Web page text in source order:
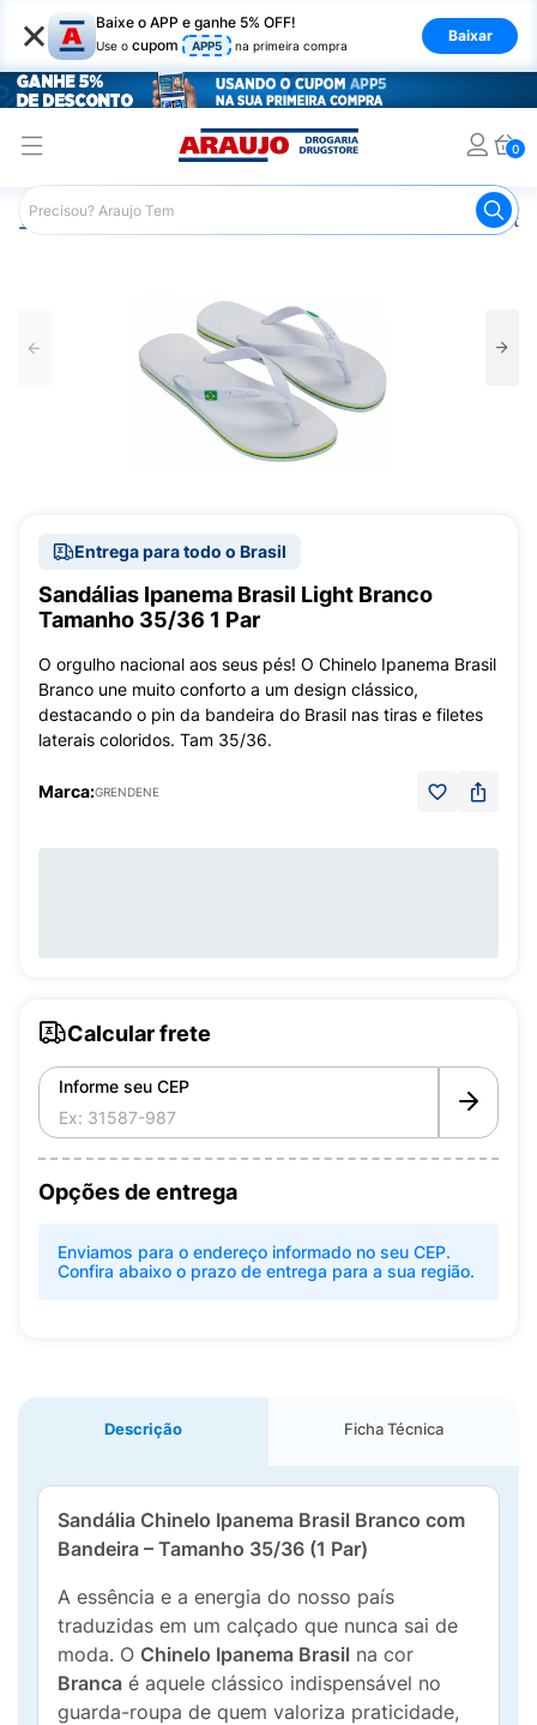
× Baixe o APP e ganhe 5% OFF!
Use o cupom APP5 na primeira compra
Baixar
0
Araujo Mercado Calçados e
Entrega para todo o Brasil
Sandálias Ipanema Brasil Light Branco
Tamanho 35/36 1 Par
O orgulho nacional aos seus pés! O Chinelo Ipanema Brasil
Branco une muito conforto a um design clássico,
destacando o pin da bandeira do Brasil nas tiras e filetes
laterais coloridos. Tam 35/36.
Marca:GRENDENE
Calcular frete
Informe seu CEP
Opções de entrega
Enviamos para o endereço informado no seu CEP.
Confira abaixo o prazo de entrega para a sua região.
Descrição Ficha Técnica
Sandália Chinelo Ipanema Brasil Branco com
Bandeira – Tamanho 35/36 (1 Par)
A essência e a energia do nosso país
traduzidas em um calçado que nunca sai de
moda. O Chinelo Ipanema Brasil na cor
Branca é aquele clássico indispensável no
guarda-roupa de quem valoriza praticidade,